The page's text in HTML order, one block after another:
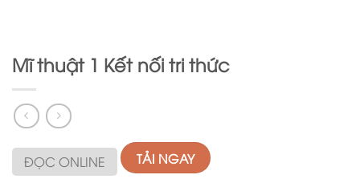
Mĩ thuật 1 Kết nối tri thức
ĐỌC ONLINE TẢI NGAY